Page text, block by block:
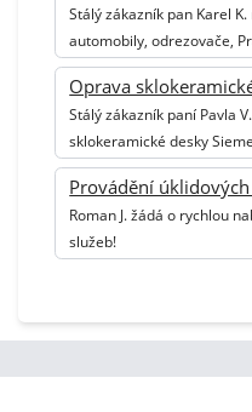
Stálý zákazník pan Karel
automobily, odrezovače,
Oprava
Stálý zákazník paní Pavla
sklokeramické desky
Provádění
Roman J. žádá o rychlou
služeb!